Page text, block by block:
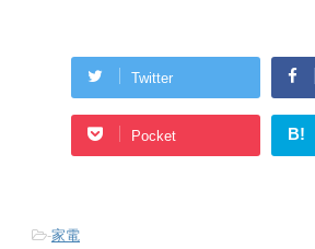
Twitter
Pocket B!
-家電